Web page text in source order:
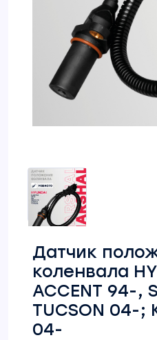
Датчик
коленвала
ACCENT 94-,
TUCSON 04-;
04-